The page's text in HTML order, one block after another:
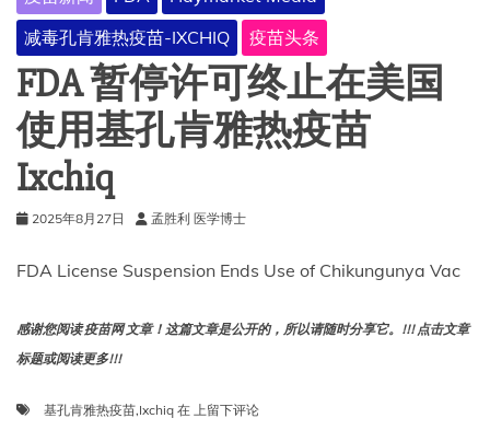
设
置
限
制
减毒孔肯雅热疫苗-IXCHIQ
疫苗头条
FDA 暂停许可终止在美国
使用基孔肯雅热疫苗
Ixchiq
2025年8月27日 孟胜利 医学博士
FDA License Suspension Ends Use of Chikungunya Vac
感谢您阅读 疫苗网 文章！这篇文章是公开的，所以请随时分享它。!!! 点击文章
标题或阅读更多!!!
基孔肯雅热疫苗,Ixchiq 在 FDA
上留下评论